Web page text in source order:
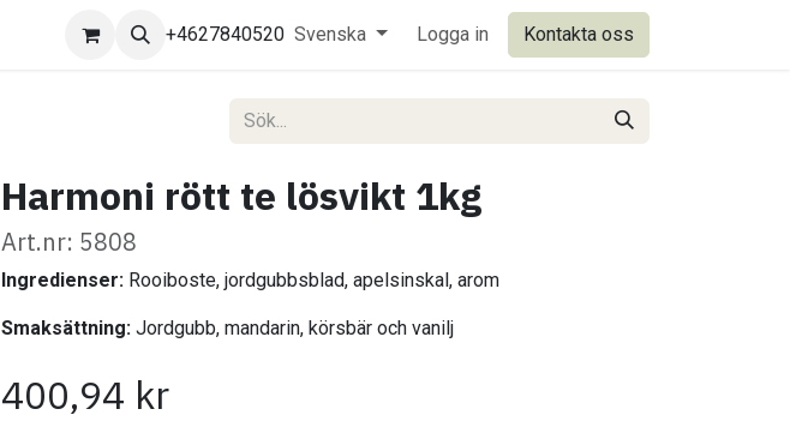
+4627840520 Svenska Logga in Kontakta oss
Harmoni rött te lösvikt 1kg
Art.nr: 5808
Ingredienser: Rooiboste, jordgubbsblad, apelsinskal, arom
Smaksättning: Jordgubb, mandarin, körsbär och vanilj
400,94 kr